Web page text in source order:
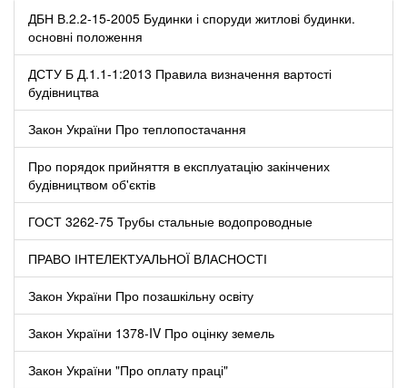
ДБН В.2.2-15-2005 Будинки і споруди житлові будинки.
основні положення
ДСТУ Б Д.1.1-1:2013 Правила визначення вартості
будівництва
Закон України Про теплопостачання
Про порядок прийняття в експлуатацію закінчених
будівництвом об'єктів
ГОСТ 3262-75 Трубы стальные водопроводные
ПРАВО ІНТЕЛЕКТУАЛЬНОЇ ВЛАСНОСТІ
Закон України Про позашкільну освіту
Закон України 1378-IV Про оцінку земель
Закон України "Про оплату праці"